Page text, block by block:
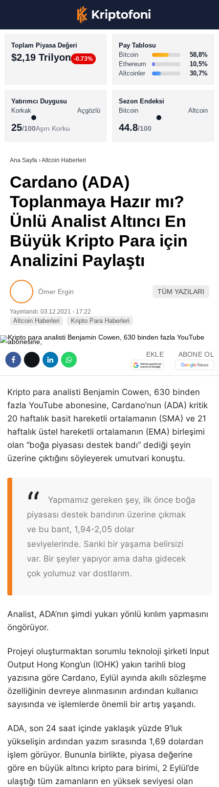
TikTok
Telegram
BİTCOİN HABERLERİ
ALTCOİN HABERLERİ
SÖZLÜK
Toplam Piyasa Değeri
$2,19 Trilyon -0.73%
Pay Tablosu
Bitcoin
58,8%
Ethereum
10,5%
Altcoinler
30,7%
Yatırımcı Duygusu
Korkak
Açgözlü
25/100Aşırı Korku
Sezon Endeksi
Bitcoin
Altcoin
44.8/100
Ana Sayfa ›Altcoin Haberleri
Cardano (ADA)
Toplanmaya Hazır mı?
Ünlü Analist Altıncı En
Büyük Kripto Para için
Analizini Paylaştı
Ömer Ergin TÜM YAZILARI
Yayınlandı: 03.12.2021 - 17:22
Altcoin Haberleri Kripto Para Haberleri
EKLE ABONE OL
Kripto para analisti Benjamin Cowen, 630 binden
fazla YouTube abonesine, Cardano’nun (ADA) kritik
20 haftalık basit hareketli ortalamanın (SMA) ve 21
haftalık üstel hareketli ortalamanın (EMA) birleşimi
olan “boğa piyasası destek bandı” dediği şeyin
üzerine çıktığını söyleyerek umutvari konuştu.
Yapmamız gereken şey, ilk önce boğa
piyasası destek bandının üzerine çıkmak
ve bu bant, 1,94-2,05 dolar
seviyelerinde. Sanki bir yaşama belirsizi
var. Bir şeyler yapıyor ama daha gidecek
çok yolumuz var dostlarım.
Analist, ADA’nın şimdi yukarı yönlü kırılım yapmasını
öngörüyor.
Projeyi oluşturmaktan sorumlu teknoloji şirketi Input
Output Hong Kong’un (IOHK) yakın tarihli blog
yazısına göre Cardano, Eylül ayında akıllı sözleşme
özelliğinin devreye alınmasının ardından kullanıcı
sayısında ve işlemlerde önemli bir artış yaşandı.
ADA, son 24 saat içinde yaklaşık yüzde 9’luk
yükselişin ardından yazım sırasında 1,69 dolardan
işlem görüyor. Bununla birlikte, piyasa değerine
göre en büyük altıncı kripto para birimi, 2 Eylül’de
ulaştığı tüm zamanların en yüksek seviyesi olan